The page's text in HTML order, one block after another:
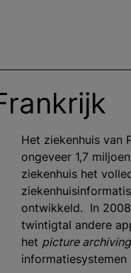
Het ziekenhuis van
ongeveer 1,7
ziekenhuis het
ontwikkeld. In
twintigtal andere
het picture
informatiesystemen